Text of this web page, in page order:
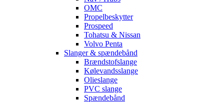
OMC
Propelbeskytter
Prospeed
Tohatsu & Nissan
Volvo Penta
Slanger & spændebånd
Brændstofslange
Kølevandsslange
Olieslange
PVC slange
Spændebånd